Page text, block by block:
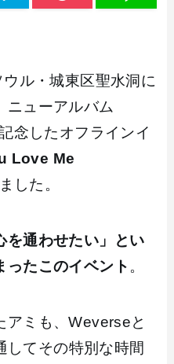
ル・城東区聖水洞に
ニューアルバム
念したオフラインイ
Love Me
した。
を通わせたい」とい
ったこのイベント 。
アミも、Weverseと
してその特別な時間